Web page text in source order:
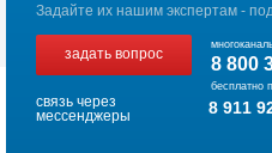
Задайте их нашим экспертам -
задать вопрос 8 800
бесплатно
связь через
мессенджеры
8 911